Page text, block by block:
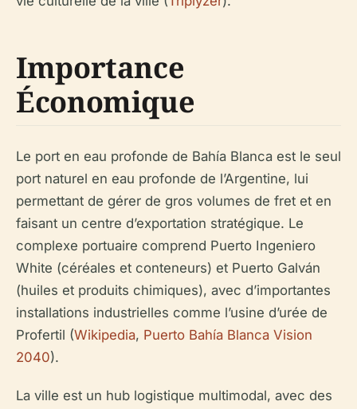
Importance
Économique
Le port en eau profonde de Bahía Blanca est le seul
port naturel en eau profonde de l’Argentine, lui
permettant de gérer de gros volumes de fret et en
faisant un centre d’exportation stratégique. Le
complexe portuaire comprend Puerto Ingeniero
White (céréales et conteneurs) et Puerto Galván
(huiles et produits chimiques), avec d’importantes
installations industrielles comme l’usine d’urée de
Profertil (Wikipedia, Puerto Bahía Blanca Vision
2040).
La ville est un hub logistique multimodal, avec des